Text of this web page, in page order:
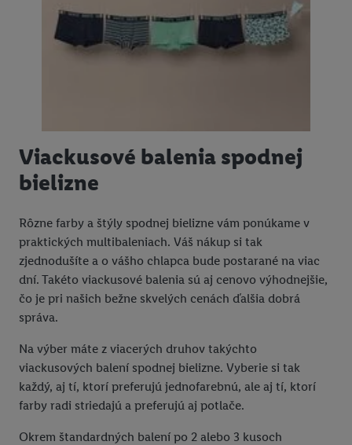
Viackusové balenia spodnej
bielizne
Rôzne farby a štýly spodnej bielizne vám ponúkame v
praktických multibaleniach. Váš nákup si tak
zjednodušíte a o vášho chlapca bude postarané na viac
dní. Takéto viackusové balenia sú aj cenovo výhodnejšie,
čo je pri našich bežne skvelých cenách ďalšia dobrá
správa.
Na výber máte z viacerých druhov takýchto
viackusových balení spodnej bielizne. Vyberie si tak
každý, aj tí, ktorí preferujú jednofarebnú, ale aj tí, ktorí
farby radi striedajú a preferujú aj potlače.
Okrem štandardných balení po 2 alebo 3 kusoch